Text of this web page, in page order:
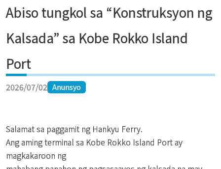
Abiso tungkol sa “Konstruksyon ng
Kalsada” sa Kobe Rokko Island
Port
2026/07/02 Anunsyo
Salamat sa paggamit ng Hankyu Ferry.
Ang aming terminal sa Kobe Rokko Island Port ay
magkakaroon ng